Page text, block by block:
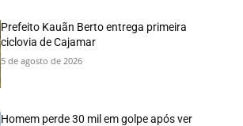
Prefeito Kauãn Berto entrega primeira
ciclovia de Cajamar
5 de agosto de 2026
Homem perde 30 mil em golpe após ver